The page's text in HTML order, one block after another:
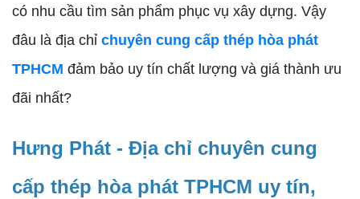
có nhu cầu tìm sản phẩm phục vụ xây dựng. Vậy
đâu là địa chỉ chuyên cung cấp thép hòa phát
TPHCM đảm bảo uy tín chất lượng và giá thành ưu
đãi nhất?
Hưng Phát - Địa chỉ chuyên cung
cấp thép hòa phát TPHCM uy tín,